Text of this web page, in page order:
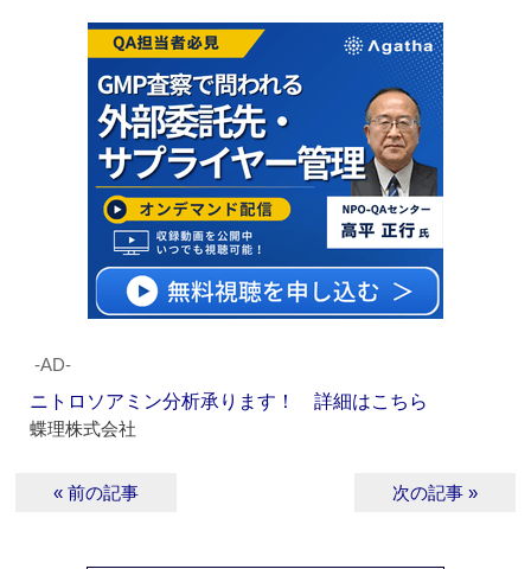
‐AD‐
ニトロソアミン分析承ります！ 詳細はこちら
蝶理株式会社
« 前の記事 次の記事 »